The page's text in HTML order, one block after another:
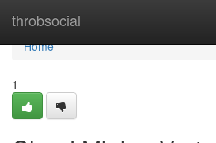
throbsocial
Home
Home
1